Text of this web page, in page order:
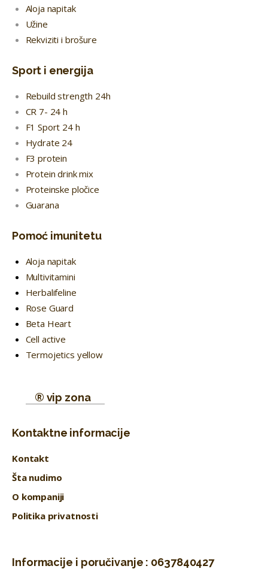
Aloja napitak
Užine
Rekviziti i brošure
Sport i energija
Rebuild strength 24h
CR 7- 24 h
F1 Sport 24 h
Hydrate 24
F3 protein
Protein drink mix
Proteinske pločice
Guarana
Pomoć imunitetu
Aloja napitak
Multivitamini
Herbalifeline
Rose Guard
Beta Heart
Cell active
Termojetics yellow
® vip zona
Kontaktne informacije
Kontakt
Šta nudimo
O kompaniji
Politika privatnosti
Informacije i poručivanje : 0637840427